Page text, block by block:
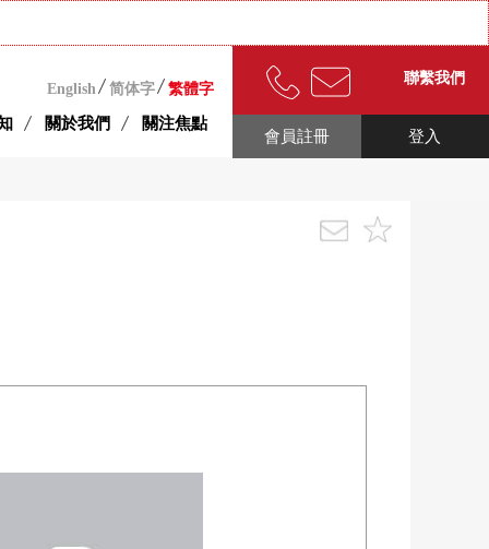
English 简体字 繁體字
關於我們 關注焦點
聯繫我們
登入
會員註冊